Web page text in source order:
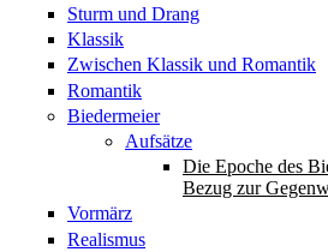
Sturm und Drang
Klassik
Zwischen Klassik und Romantik
Romantik
Biedermeier
Aufsätze
Die Epoche des
Bezug zur
Vormärz
Realismus